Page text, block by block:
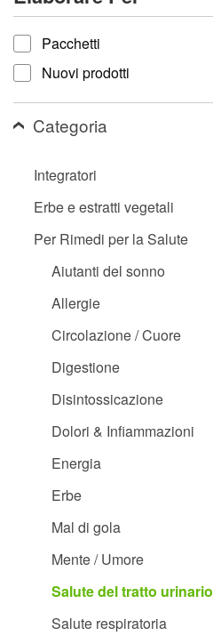
accessibilità.
Premi
Control-
F11
per
sito
Elaborare per
Pacchetti
Nuovi prodotti
Categoria
Integratori
Erbe e estratti vegetali
Per Rimedi per la Salute
Aiutanti del sonno
Allergie
Circolazione / Cuore
Digestione
Disintossicazione
Dolori & Infiammazioni
Energia
Erbe
Mal di gola
Mente / Umore
Salute del tratto urinario
Salute respiratoria